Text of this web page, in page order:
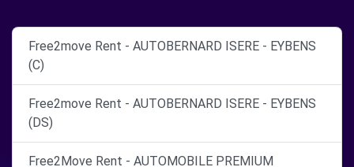
Free2move Rent - AUTOBERNARD ISERE - EYBENS
(C)
Free2move Rent - AUTOBERNARD ISERE - EYBENS
(DS)
Free2Move Rent - AUTOMOBILE PREMIUM